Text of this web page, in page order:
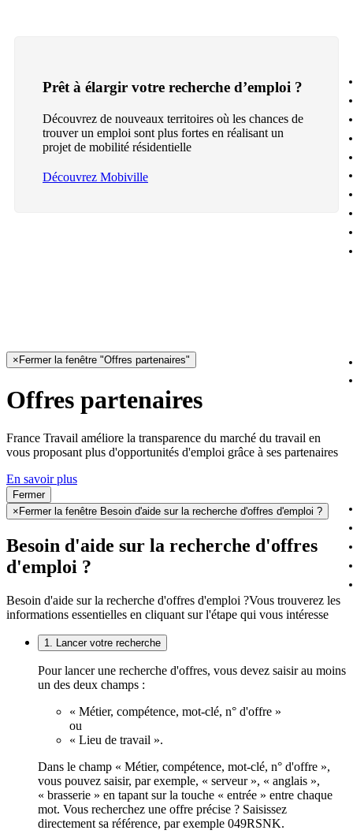
Prêt à élargir votre recherche d’emploi ?
Découvrez de nouveaux territoires où les chances de
trouver un emploi sont plus fortes en réalisant un
projet de mobilité résidentielle
Découvrez Mobiville
× Fermer la fenêtre "Offres partenaires"
Offres partenaires
France Travail améliore la transparence du marché du travail en
vous proposant plus d'opportunités d'emploi grâce à ses partenaires
En savoir plus
Fermer
× Fermer la fenêtre Besoin d'aide sur la recherche d'offres d'emploi ?
Besoin d'aide sur la recherche d'offres
d'emploi ?
Besoin d'aide sur la recherche d'offres d'emploi ?Vous trouverez les
informations essentielles en cliquant sur l'étape qui vous intéresse
1. Lancer votre recherche
Pour lancer une recherche d'offres, vous devez saisir au moins
un des deux champs :
« Métier, compétence, mot-clé, n° d'offre »
ou
« Lieu de travail ».
Dans le champ « Métier, compétence, mot-clé, n° d'offre »,
vous pouvez saisir, par exemple, « serveur », « anglais »,
« brasserie » en tapant sur la touche « entrée » entre chaque
mot. Vous recherchez une offre précise ? Saisissez
directement sa référence, par exemple 049RSNK.